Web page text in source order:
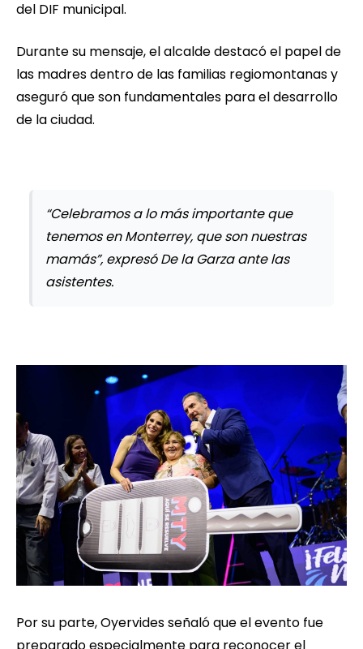
del DIF municipal.
Durante su mensaje, el alcalde destacó el papel de
las madres dentro de las familias regiomontanas y
aseguró que son fundamentales para el desarrollo
de la ciudad.
“Celebramos a lo más importante que
tenemos en Monterrey, que son nuestras
mamás”, expresó De la Garza ante las
asistentes.
Por su parte, Oyervides señaló que el evento fue